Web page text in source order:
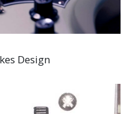
Design